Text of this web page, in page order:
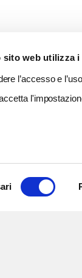
sito web utilizza i
l’accesso e